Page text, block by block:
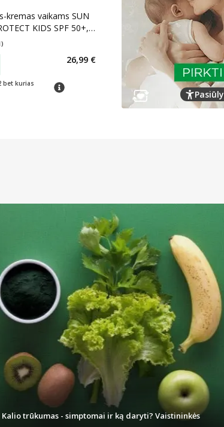
kremas vaikams SUN
KIDS SPF 50+,
ml
) 4.82
klubo narių nuolaida :
bet kurias
patarimas
26,99 €
Kalio trūkumas - simptomai ir ką daryti? Vaistininkės